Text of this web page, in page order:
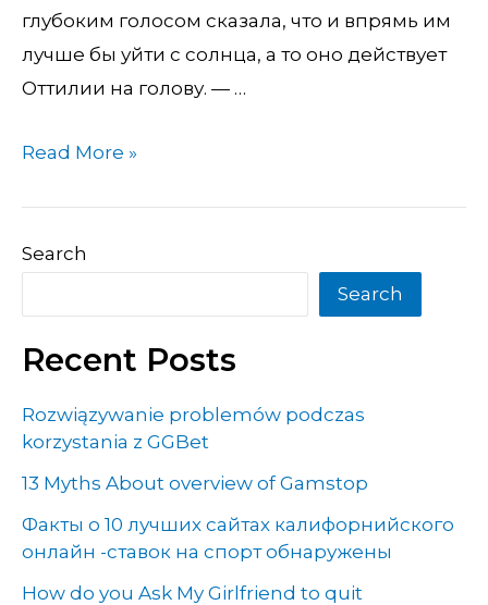
глубоким голосом сказала, что и впрямь им
лучше бы уйти с солнца, а то оно действует
Оттилии на голову. — …
Read More »
Search
Search
Recent Posts
Rozwiązywanie problemów podczas
korzystania z GGBet
13 Myths About overview of Gamstop
Факты о 10 лучших сайтах калифорнийского
онлайн -ставок на спорт обнаружены
How do you Ask My Girlfriend to quit